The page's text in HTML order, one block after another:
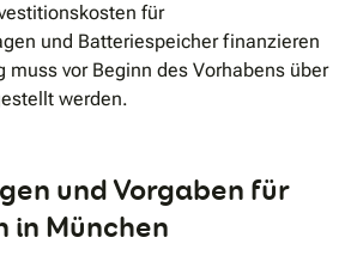
für
und Batteriespeicher finanzieren
muss vor Beginn des Vorhabens über
werden.
und Vorgaben für
in München